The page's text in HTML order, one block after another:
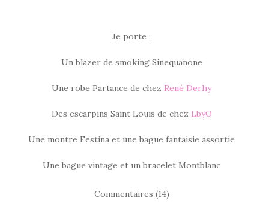
Je porte :
Un blazer de smoking Sinequanone
Une robe Partance de chez René Derhy
Des escarpins Saint Louis de chez LbyO
Une montre Festina et une bague fantaisie assortie
Une bague vintage et un bracelet Montblanc
Commentaires (14)